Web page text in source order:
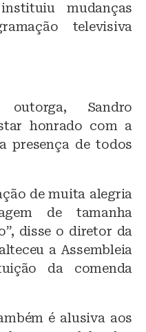
mudanças
televisiva
Sandro
honrado com a
presença de todos
de muita alegria
de tamanha
disse o diretor da
a Assembleia
da comenda
é alusiva aos